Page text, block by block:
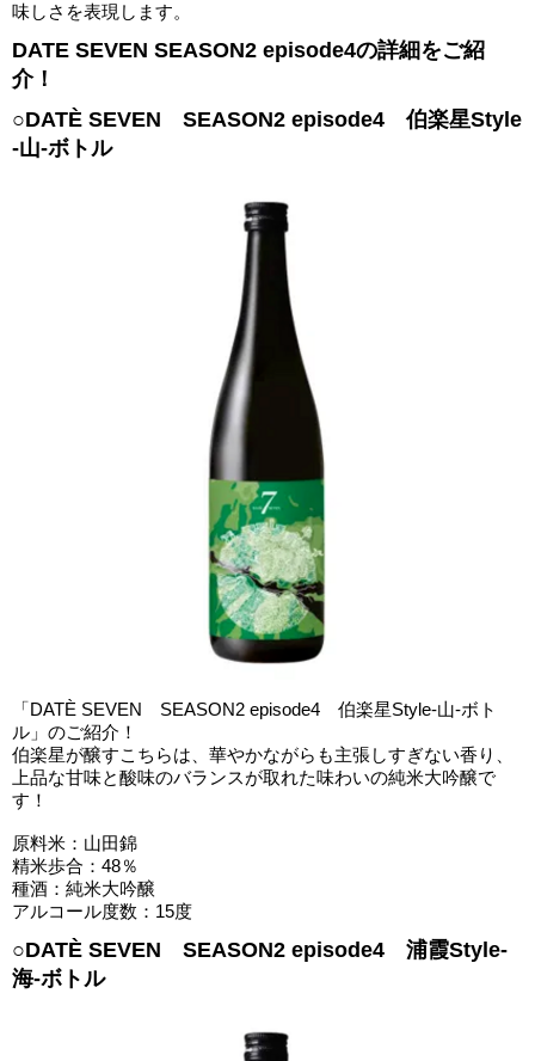
味しさを表現します。
DATE SEVEN SEASON2 episode4の詳細をご紹
介！
○DATÈ SEVEN SEASON2 episode4 伯楽星Style
-山-ボトル
「DATÈ SEVEN SEASON2 episode4 伯楽星Style-山-ボト
ル」のご紹介！
伯楽星が醸すこちらは、華やかながらも主張しすぎない香り、
上品な甘味と酸味のバランスが取れた味わいの純米大吟醸で
す！
原料米：山田錦
精米歩合：48％
種酒：純米大吟醸
アルコール度数：15度
○DATÈ SEVEN SEASON2 episode4 浦霞Style-
海-ボトル